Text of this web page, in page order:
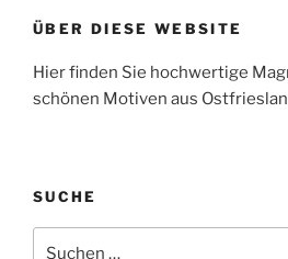
ÜBER DIESE WEBSITE
Hier finden Sie hochwertige
schönen Motiven aus
SUCHE